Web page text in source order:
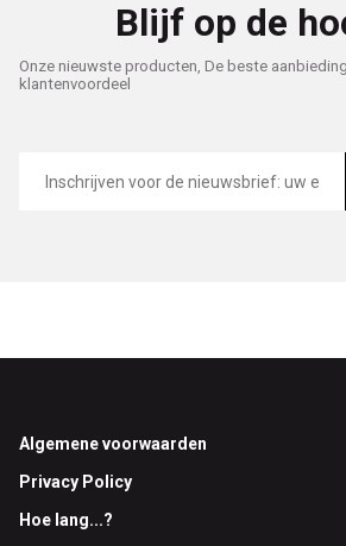
Blijf op de
Onze nieuwste producten, De beste
klantenvoordeel
mailadres
Footer
Algemene voorwaarden
Privacy Policy
Hoe lang...?